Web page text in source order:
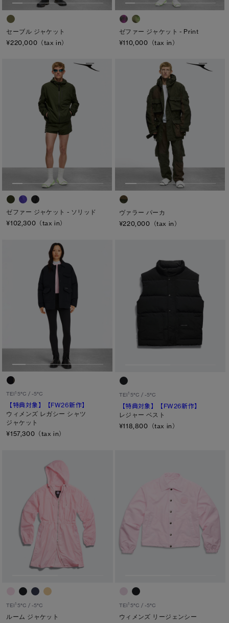
セーブル ジャケット
¥220,000（tax in）
ゼファー ジャケット - Print
¥110,000（tax in）
ゼファー ジャケット - ソリッド
¥102,300（tax in）
ヴァラー パーカ
¥220,000（tax in）
TEI1 5°C / -5°C
【特典対象】
【FW26新作】
ウィメンズ レガシー シャツ
ジャケット
¥157,300（tax in）
TEI15°C / -5°C
【特典対象】
【FW26新作】
レジャー ベスト
¥118,800（tax in）
TEI1 5°C / -5°C
ルーム ジャケット
TEI15°C / -5°C
ウィメンズ リージェンシー